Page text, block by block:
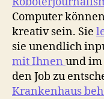
Computer
kreativ sein. Sie
sie unendlich
mit Ihnen und
den Job zu
Krankenhaus